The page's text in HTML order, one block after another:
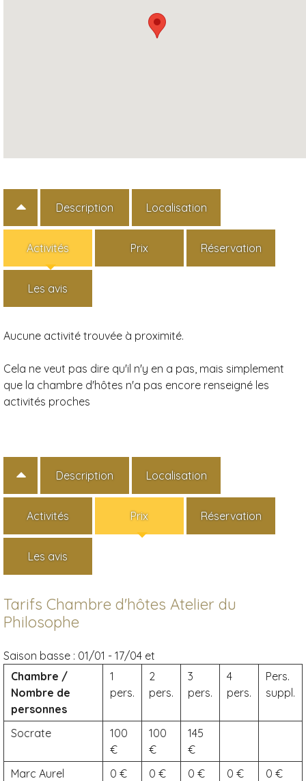
Description Localisation
Activités Prix Réservation
Les avis
Aucune activité trouvée à proximité.
Cela ne veut pas dire qu'il n'y en a pas, mais simplement
que la chambre d'hôtes n'a pas encore renseigné les
activités proches
Description Localisation
Activités Prix Réservation
Les avis
Tarifs Chambre d'hôtes Atelier du
Philosophe
Saison basse : 01/01 - 17/04 et
Chambre /
Nombre de
personnes
1
pers.
2
pers.
3
pers.
4
pers.
Pers.
suppl.
Socrate 100 100 145
Marc Aurel 0 0 0 0
0